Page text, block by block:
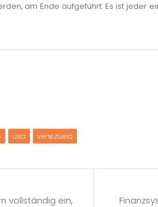
am Ende aufgeführt. Es ist
usa venezuela
vollständig ein,